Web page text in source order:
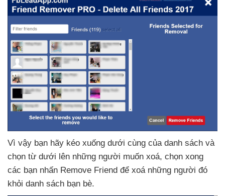
Vì vậy bạn hãy kéo xuống dưới cùng của danh sách và
chọn từ dưới lên những người muốn xoá, chọn xong
các bạn nhấn Remove Friend để xoá những người đó
khỏi danh sách bạn bè.